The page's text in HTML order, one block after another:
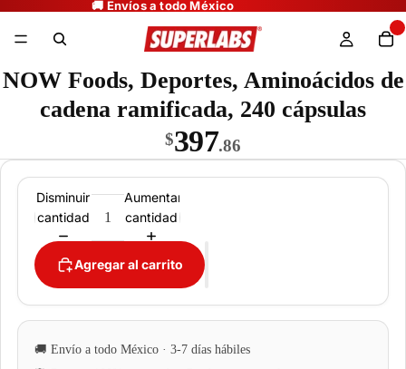
NOW Foods, Deportes, Aminoácidos de
cadena ramificada, 240 cápsulas
$397.86
Disminuir
cantidad
Aumentar
cantidad
Agregar al carrito